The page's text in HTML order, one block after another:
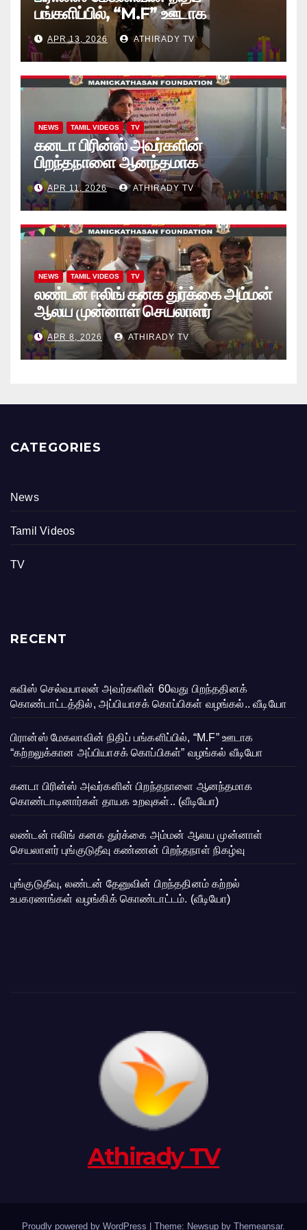
பங்களிப்பில், “M.F” ஊடாக
“கற்றலுக்கான அப்பியாசக்
கொப்பிகள்” வழங்கல் வீடியோ
APR 13, 2026 ATHIRADY TV
NEWS TAMIL VIDEOS TV
கனடா பிரின்ஸ் அவர்களின்
பிறந்தநாளை ஆனந்தமாக
கொண்டாடினார்கள் தாயக உறவுகள்..
(வீடியோ)
APR 11, 2026 ATHIRADY TV
NEWS TAMIL VIDEOS TV
லண்டன் ஈலிங் கனக துர்க்கை அம்மன்
ஆலய முன்னாள் செயலாளர்
புங்குடுதீவு கண்ணன் பிறந்தநாள்
நிகழ்வு
APR 8, 2026 ATHIRADY TV
CATEGORIES
News
Tamil Videos
TV
RECENT
சுவிஸ் செல்வபாலன் அவர்களின் 60வது பிறந்ததினக்
கொண்டாட்டத்தில், அப்பியாசக் கொப்பிகள் வழங்கல்.. வீடியோ
பிரான்ஸ் மேகலாவின் நிதிப் பங்களிப்பில், “M.F” ஊடாக
“கற்றலுக்கான அப்பியாசக் கொப்பிகள்” வழங்கல் வீடியோ
கனடா பிரின்ஸ் அவர்களின் பிறந்தநாளை ஆனந்தமாக
கொண்டாடினார்கள் தாயக உறவுகள்.. (வீடியோ)
லண்டன் ஈலிங் கனக துர்க்கை அம்மன் ஆலய முன்னாள்
செயலாளர் புங்குடுதீவு கண்ணன் பிறந்தநாள் நிகழ்வு
புங்குடுதீவு, லண்டன் தேனுவின் பிறந்ததினம் கற்றல்
உபகரணங்கள் வழங்கிக் கொண்டாட்டம். (வீடியோ)
Athirady TV
Proudly powered by WordPress Theme: Newsup by Themeansar.